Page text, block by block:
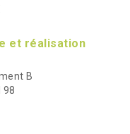
et réalisation
B
98